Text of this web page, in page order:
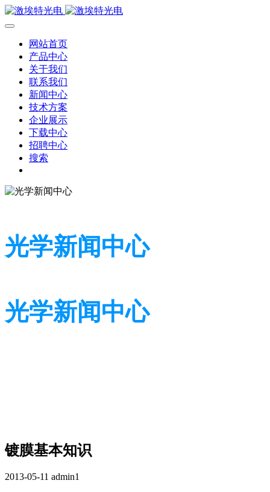
网站首页
产品中心
关于我们
联系我们
新闻中心
技术方案
企业展示
下载中心
招聘中心
搜索
光学新闻中心
光学新闻中心
镀膜基本知识
2013-05-11 admin1